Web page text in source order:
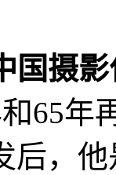
国摄
65年
后，